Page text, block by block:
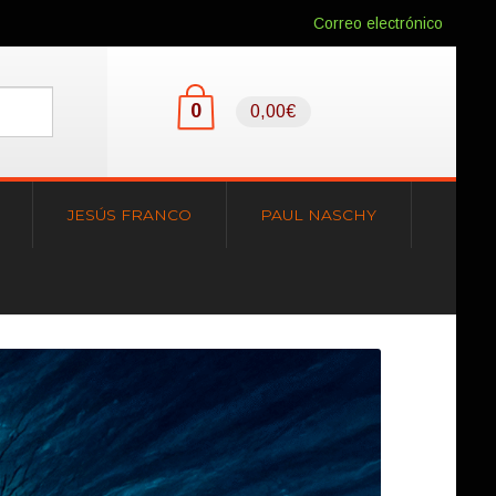
Correo electrónico
0 0,00€
JESÚS FRANCO PAUL NASCHY